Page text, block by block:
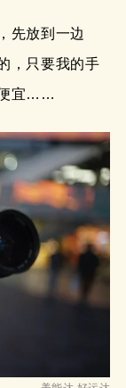
先放到一边
，只要我的手
宜……